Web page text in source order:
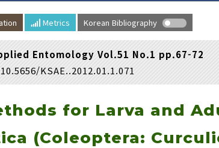
to
Metrics Korean Bibliography
Entomology Vol.51 No.1 pp.67-72
KSAE..2012.01.1.071
for Larva and
(Coleoptera: